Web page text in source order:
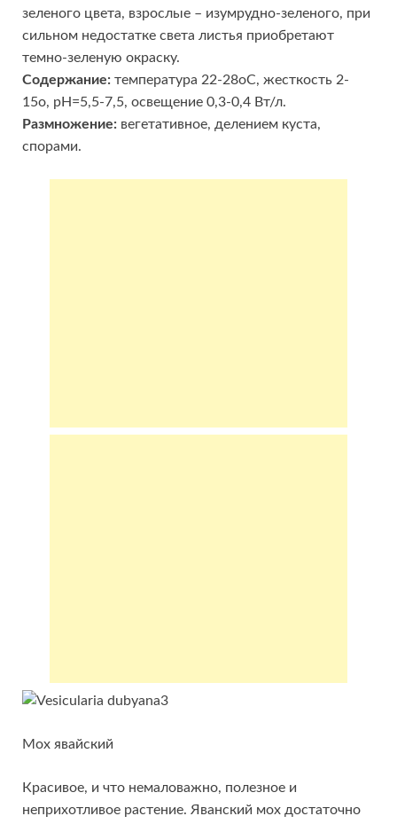
зеленого цвета, взрослые – изумрудно-зеленого, при
сильном недостатке света листья приобретают
темно-зеленую окраску.
Содержание: температура 22-28оС, жесткость 2-
15о, pH=5,5-7,5, освещение 0,3-0,4 Вт/л.
Размножение: вегетативное, делением куста,
спорами.
Мох явайский
Красивое, и что немаловажно, полезное и
неприхотливое растение. Яванский мох достаточно